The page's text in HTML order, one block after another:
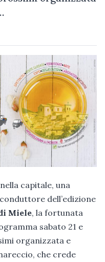
capitale, una
dell’edizione
Miele, la fortunata
sabato 21 e
organizzata e
che crede